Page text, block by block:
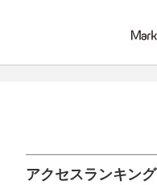
アクセスランキング